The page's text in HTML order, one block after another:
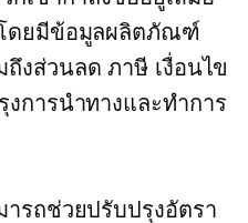
ดยมีข้อมูลผลิตภัณฑ์
งส่วนลด ภาษี เงื่อนไข
การนำทางและทำการ
ารถช่วยปรับปรุงอัตรา